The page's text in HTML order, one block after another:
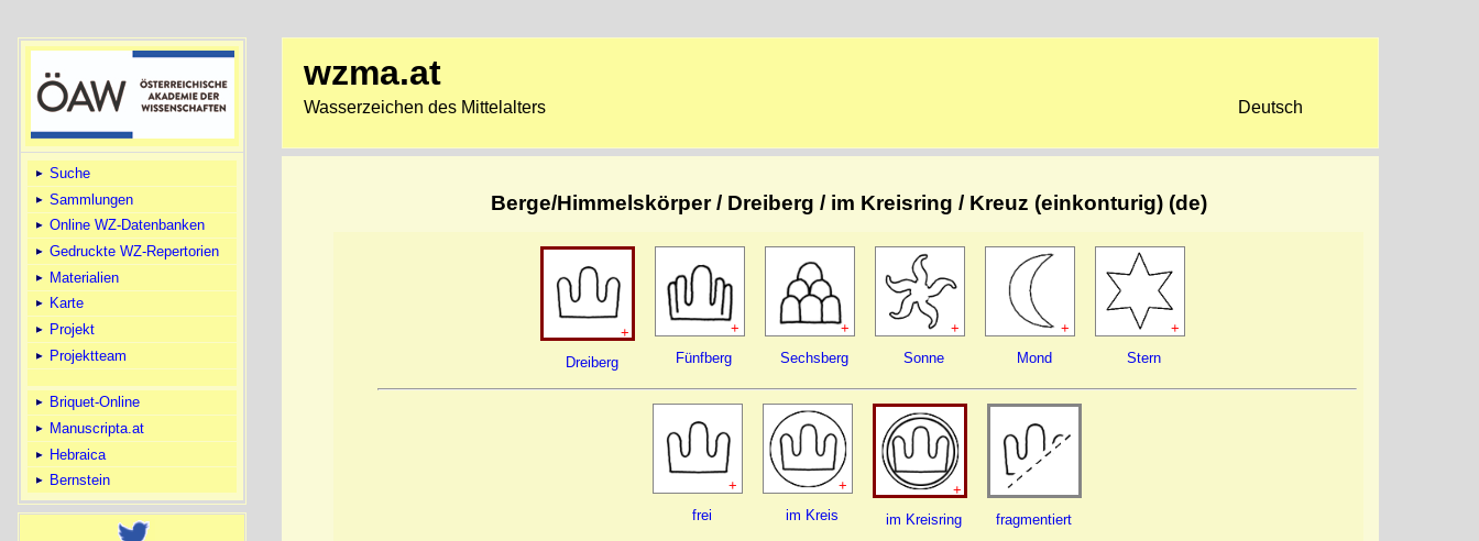
Suche
Sammlungen
Online WZ-Datenbanken
Gedruckte WZ-Repertorien
Materialien
Karte
Projekt
Projektteam
Briquet-Online
Manuscripta.at
Hebraica
Bernstein
wzma.at
Wasserzeichen des Mittelalters Deutsch
Berge/Himmelskörper / Dreiberg / im Kreisring / Kreuz (einkonturig) (de)
+
Dreiberg
+
Fünfberg
+
Sechsberg
+
Sonne
+
Mond
+
Stern
+
frei
+
im Kreis
+
im Kreisring
fragmentiert